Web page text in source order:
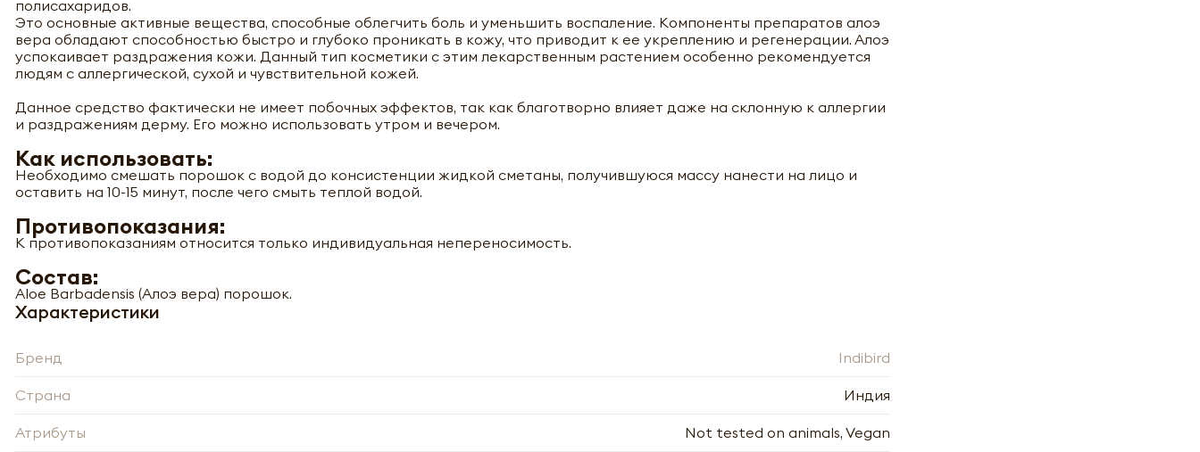
полисахаридов.
Это основные активные вещества, способные облегчить боль и уменьшить воспаление. Компоненты препаратов алоэ
вера обладают способностью быстро и глубоко проникать в кожу, что приводит к ее укреплению и регенерации. Алоэ
успокаивает раздражения кожи. Данный тип косметики с этим лекарственным растением особенно рекомендуется
людям с аллергической, сухой и чувствительной кожей.
Данное средство фактически не имеет побочных эффектов, так как благотворно влияет даже на склонную к аллергии
и раздражениям дерму. Его можно использовать утром и вечером.
Как использовать:
Необходимо смешать порошок с водой до консистенции жидкой сметаны, получившуюся массу нанести на лицо и
оставить на 10-15 минут, после чего смыть теплой водой.
Противопоказания:
К противопоказаниям относится только индивидуальная непереносимость.
Состав:
Aloe Barbadensis (Алоэ вера) порошок.
Характеристики
Бренд Indibird
Страна Индия
Атрибуты Not tested on animals, Vegan